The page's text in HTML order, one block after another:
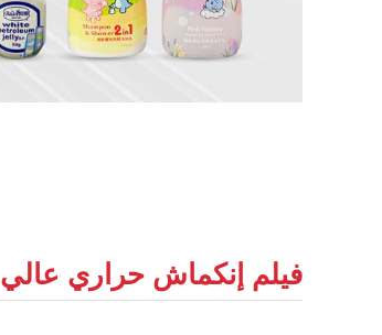
فيلم إنكماش حراري عالي PET